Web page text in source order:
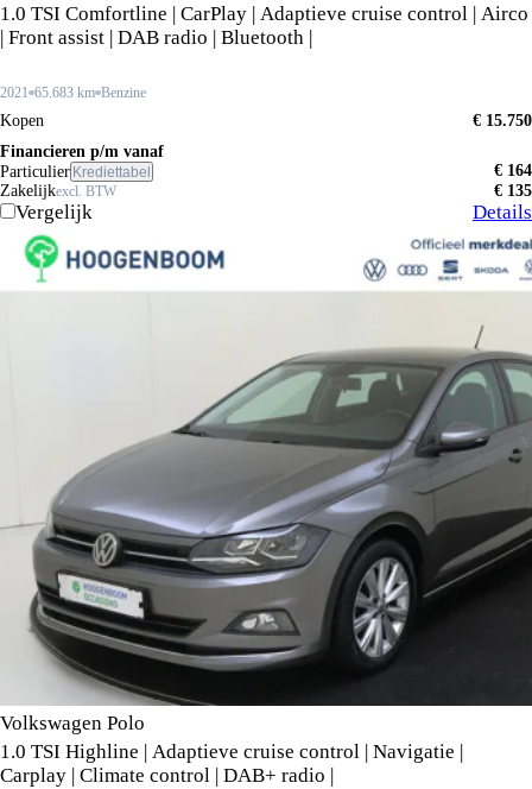
1.0 TSI Comfortline | CarPlay | Adaptieve cruise control | Airco
| Front assist | DAB radio | Bluetooth |
2021 65.683 km Benzine
Kopen
€ 15.750
Financieren p/m vanaf
Particulier Krediettabel
€ 164
Zakelijkexcl. BTW € 135
Vergelijk Details
Volkswagen Polo
1.0 TSI Highline | Adaptieve cruise control | Navigatie |
Carplay | Climate control | DAB+ radio |